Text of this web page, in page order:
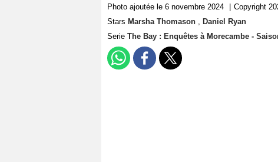
Photo ajoutée le 6 novembre 2024
Copyright
Stars Marsha Thomason , Daniel Ryan
Serie The Bay : Enquêtes à Morecambe -